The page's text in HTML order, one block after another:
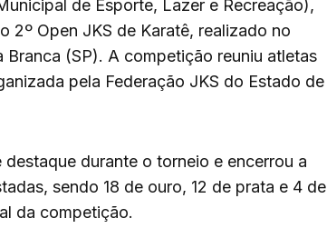
de Esporte, Lazer e Recreação),
2º Open JKS de Karatê, realizado no
(SP). A competição reuniu atletas
pela Federação JKS do Estado de
durante o torneio e encerrou a
sendo 18 de ouro, 12 de prata e 4 de
da competição.